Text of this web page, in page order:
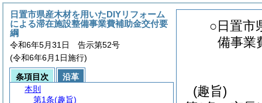
○日置市
備事業
(趣旨)
日置市県産木材を用いたDIYリフォーム
による滞在施設整備事業費補助金交付要
綱
令和6年5月31日 告示第52号
(令和6年6月1日施行)
条項目次
沿革
本則
第1条(趣旨)